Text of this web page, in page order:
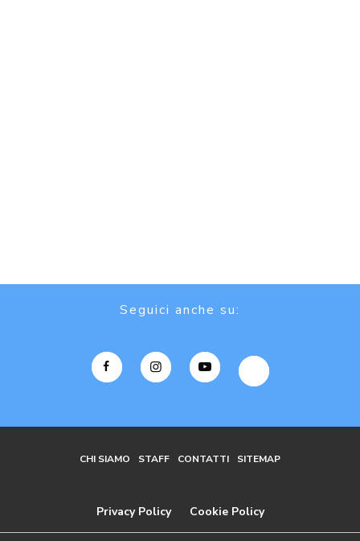
Seguici anche su:
CHI SIAMO STAFF CONTATTI SITEMAP
Privacy Policy Cookie Policy